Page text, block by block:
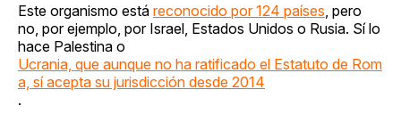
Este organismo está reconocido por 124 países , pero
no, por ejemplo, por Israel, Estados Unidos o Rusia. Sí lo
hace Palestina o
Ucrania, que aunque no ha ratificado el Estatuto de Rom
a, sí acepta su jurisdicción desde 2014
.